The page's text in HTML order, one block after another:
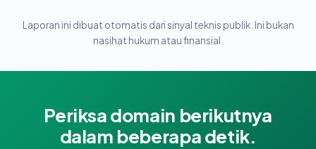
Laporan ini dibuat otomatis dari sinyal teknis publik. Ini bukan
nasihat hukum atau finansial.
Periksa domain berikutnya
dalam beberapa detik.